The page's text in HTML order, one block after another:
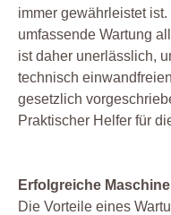
immer gewährleistet
umfassende Wartung
ist daher unerlässlich,
technisch
gesetzlich
Praktischer Helfer für
Erfolgreiche
Die Vorteile eines